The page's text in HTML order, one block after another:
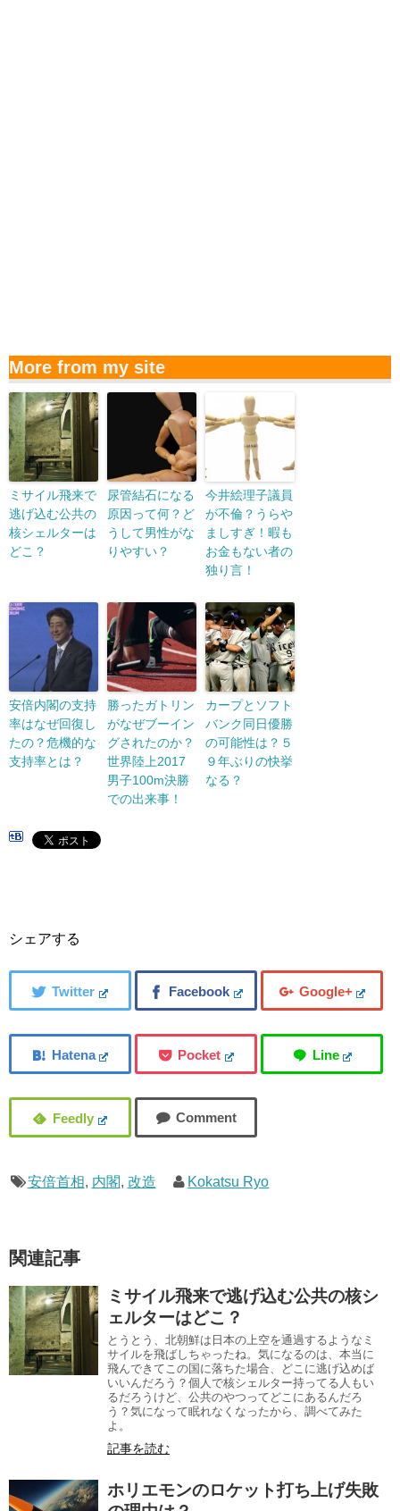
More from my site
ミサイル飛来で
逃げ込む公共の
核シェルターは
どこ？
尿管結石になる
原因って何？ど
うして男性がな
りやすい？
今井絵理子議員
が不倫？うらや
ましすぎ！暇も
お金もない者の
独り言！
安倍内閣の支持
率はなぜ回復し
たの？危機的な
支持率とは？
勝ったガトリン
がなぜブーイン
グされたのか？
世界陸上2017
男子100m決勝
での出来事！
カープとソフト
バンク同日優勝
の可能性は？５
９年ぶりの快挙
なる？
シェアする
安倍首相, 内閣, 改造 Kokatsu Ryo
関連記事
ミサイル飛来で逃げ込む公共の核シ
ェルターはどこ？
とうとう、北朝鮮は日本の上空を通過するようなミ
サイルを飛ばしちゃったね。気になるのは、本当に
飛んできてこの国に落ちた場合、どこに逃げ込めば
いいんだろう？個人で核シェルター持ってる人もい
るだろうけど、公共のやつってどこにあるんだろ
う？気になって眠れなくなったから、調べてみた
よ。
記事を読む
ホリエモンのロケット打ち上げ失敗